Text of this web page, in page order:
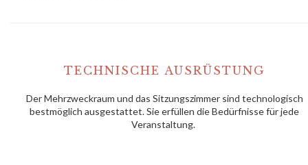
TECHNISCHE AUSRÜSTUNG
Der Mehrzweckraum und das Sitzungszimmer sind technologisch
bestmöglich ausgestattet. Sie erfüllen die Bedürfnisse für jede
Veranstaltung.